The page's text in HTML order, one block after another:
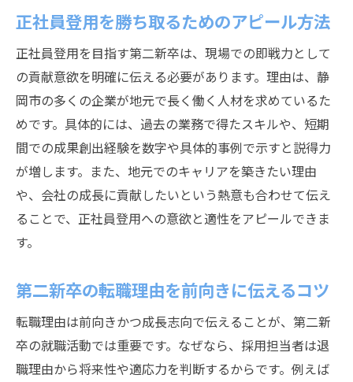
正社員登用を勝ち取るためのアピール方法
正社員登用を目指す第二新卒は、現場での即戦力として
の貢献意欲を明確に伝える必要があります。理由は、静
岡市の多くの企業が地元で長く働く人材を求めているた
めです。具体的には、過去の業務で得たスキルや、短期
間での成果創出経験を数字や具体的事例で示すと説得力
が増します。また、地元でのキャリアを築きたい理由
や、会社の成長に貢献したいという熱意も合わせて伝え
ることで、正社員登用への意欲と適性をアピールできま
す。
第二新卒の転職理由を前向きに伝えるコツ
転職理由は前向きかつ成長志向で伝えることが、第二新
卒の就職活動では重要です。なぜなら、採用担当者は退
職理由から将来性や適応力を判断するからです。例えば